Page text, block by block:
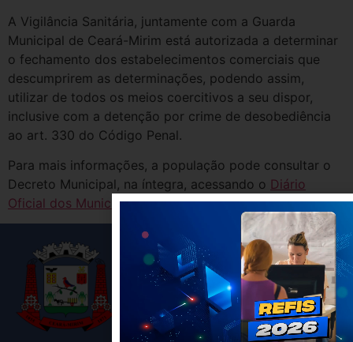
A Vigilância Sanitária, juntamente com a Guarda
Municipal de Ceará-Mirim está autorizada a determinar
o fechamento dos estabelecimentos comerciais que
descumprirem as determinações, podendo assim,
utilizar de todos os meios coercitivos a seu dispor,
inclusive com a detenção por crime de desobediência
ao art. 330 do Código Penal.
Para mais informações, a população pode consultar o
Decreto Municipal, na íntegra, acessando o Diário
Oficial dos Municípios do Rio Grande do Norte.